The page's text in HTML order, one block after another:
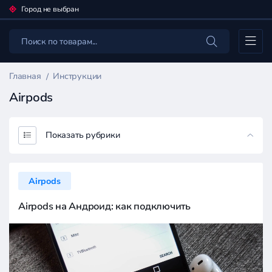
Город не выбран
Каталог
Главная Инструкции
Airpods
Показать рубрики
Airpods
Airpods на Андроид: как подключить